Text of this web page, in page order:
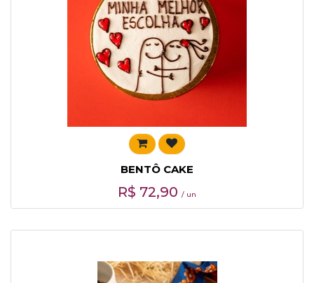
BENTÔ CAKE
R$ 72,90 / un